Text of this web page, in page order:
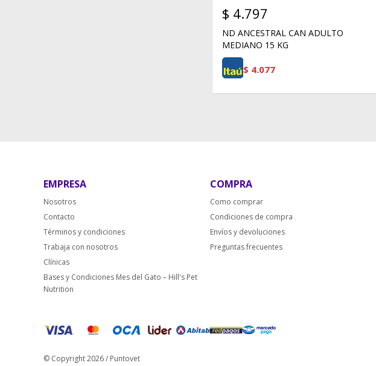
$ 4.797
ND ANCESTRAL CAN ADULTO
MEDIANO 15 KG
$ 4.077
EMPRESA
Nosotros
Contacto
Términos y condiciones
Trabaja con nosotros
Clínicas
Bases y Condiciones Mes del Gato – Hill's Pet
Nutrition
COMPRA
Como comprar
Condiciones de compra
Envíos y devoluciones
Preguntas frecuentes
© Copyright 2026 / Puntovet